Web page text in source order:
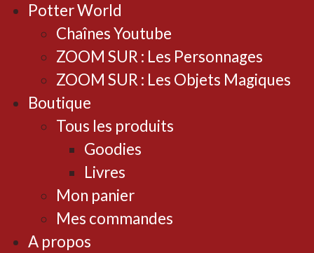
Potter World
Chaînes Youtube
ZOOM SUR : Les Personnages
ZOOM SUR : Les Objets Magiques
Boutique
Tous les produits
Goodies
Livres
Mon panier
Mes commandes
A propos